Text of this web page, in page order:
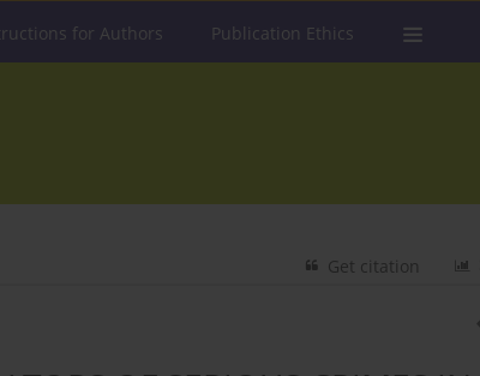
for Authors Publication Ethics
Get citation